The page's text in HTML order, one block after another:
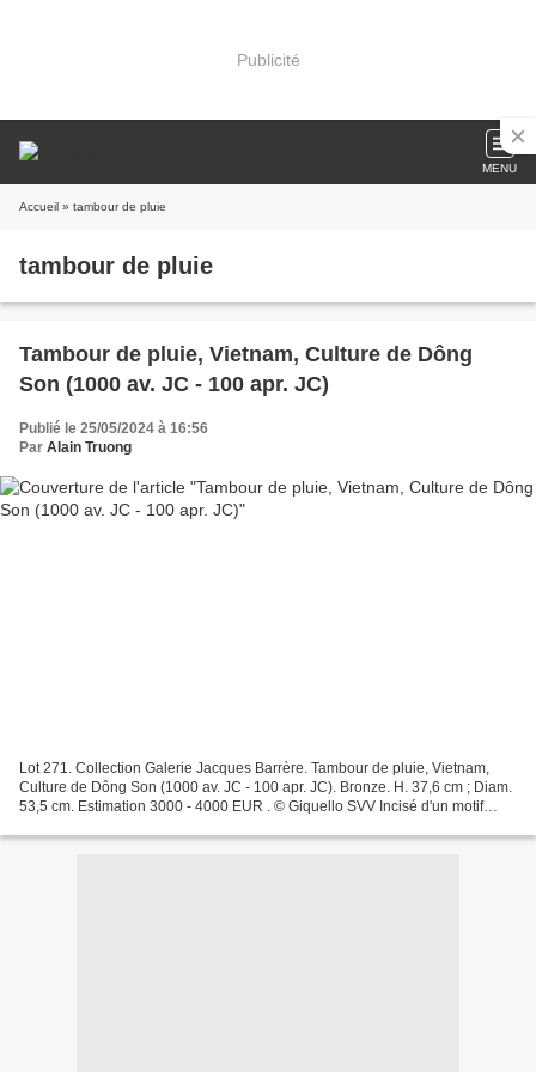
Publicité
MENU
Accueil » tambour de pluie
tambour de pluie
Tambour de pluie, Vietnam, Culture de Dông
Son (1000 av. JC - 100 apr. JC)
Publié le 25/05/2024 à 16:56
Par Alain Truong
Lot 271. Collection Galerie Jacques Barrère. Tambour de pluie, Vietnam,
Culture de Dông Son (1000 av. JC - 100 apr. JC). Bronze. H. 37,6 cm ; Diam.
53,5 cm. Estimation 3000 - 4000 EUR . © Giquello SVV Incisé d'un motif